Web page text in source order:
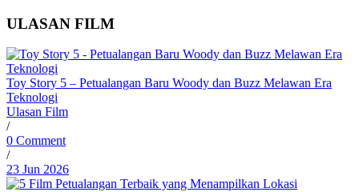
ULASAN FILM
Toy Story 5 – Petualangan Baru Woody dan Buzz Melawan Era
Teknologi
Ulasan Film
/
0 Comment
/
23 Jun 2026